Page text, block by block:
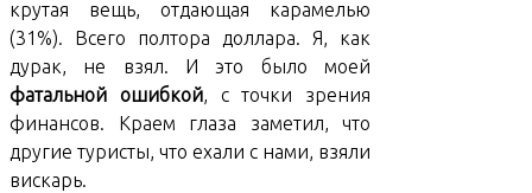
крутая вещь, отдающая карамелью
(31%). Всего полтора доллара. Я, как
дурак, не взял. И это было моей
фатальной ошибкой, с точки зрения
финансов. Краем глаза заметил, что
другие туристы, что ехали с нами, взяли
вискарь.